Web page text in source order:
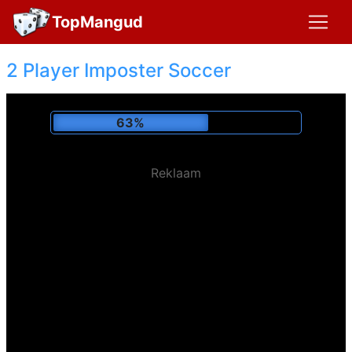
TopMangud
2 Player Imposter Soccer
67%
Reklaam